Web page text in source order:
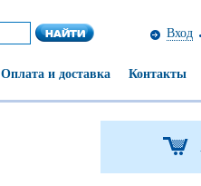
Вход
Оплата и доставка Контакты